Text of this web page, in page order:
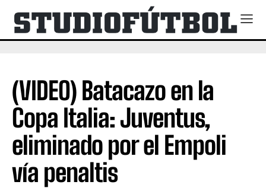
(VIDEO) Batacazo en la
Copa Italia: Juventus,
eliminado por el Empoli
vía penaltis